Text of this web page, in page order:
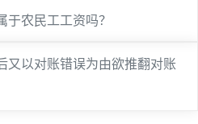
于农民工工资吗？
又以对账错误为由欲推翻对账